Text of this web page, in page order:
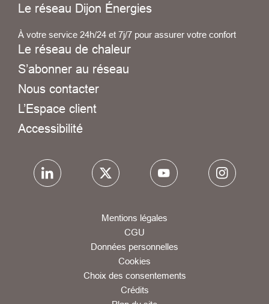
Le réseau Dijon Énergies
À votre service 24h/24 et 7j/7 pour assurer votre confort
Le réseau de chaleur
S’abonner au réseau
Nous contacter
L’Espace client
Accessibilité
Mentions légales
CGU
Données personnelles
Cookies
Choix des consentements
Crédits